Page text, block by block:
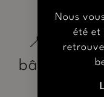
06 61 55
bâtiment
Nous
été et